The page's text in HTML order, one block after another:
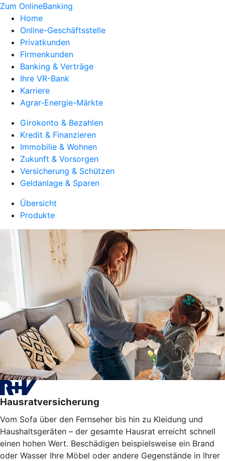
Zum OnlineBanking
Home
Online-Geschäftsstelle
Privatkunden
Firmenkunden
Banking & Verträge
Ihre VR-Bank
Karriere
Agrar-Energie-Märkte
Girokonto & Bezahlen
Kredit & Finanzieren
Immobilie & Wohnen
Zukunft & Vorsorgen
Versicherung & Schützen
Geldanlage & Sparen
Übersicht
Produkte
Hausratversicherung
Vom Sofa über den Fernseher bis hin zu Kleidung und
Haushaltsgeräten – der gesamte Hausrat erreicht schnell
einen hohen Wert. Beschädigen beispielsweise ein Brand
oder Wasser Ihre Möbel oder andere Gegenstände in Ihrer